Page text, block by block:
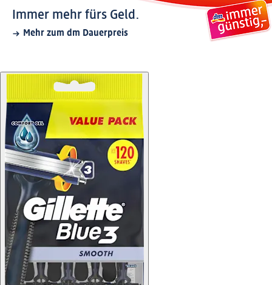
Immer mehr fürs Geld.
Mehr zum dm Dauerpreis